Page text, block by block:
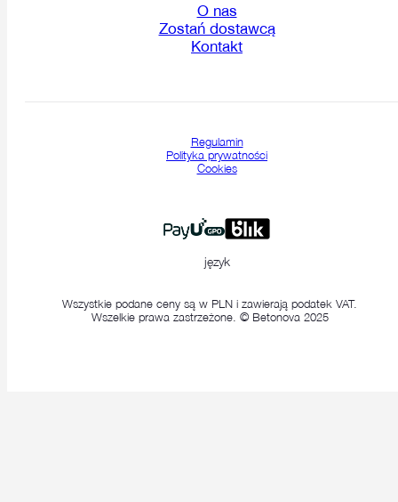
O nas
Zostań dostawcą
Kontakt
Wszystkie podane ceny są w PLN i zawierają podatek VAT.
Wszelkie prawa zastrzeżone. © Betonova 2025
Regulamin
Polityka prywatności
Cookies
język